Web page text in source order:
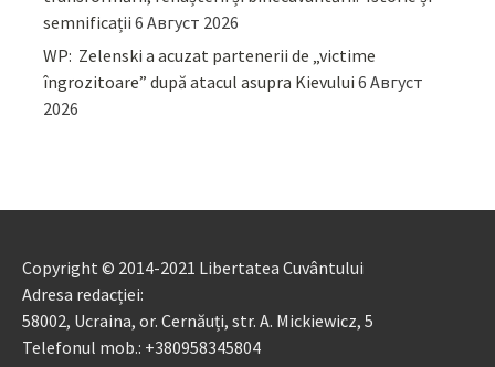
semnificații 6 Август 2026
WP: Zelenski a acuzat partenerii de „victime
îngrozitoare” după atacul asupra Kievului 6 Август
2026
Copyright © 2014-2021 Libertatea Cuvântului
Adresa redacției:
58002, Ucraina, or. Cernăuți, str. A. Mickiewicz, 5
Telefonul mob.: +380958345804